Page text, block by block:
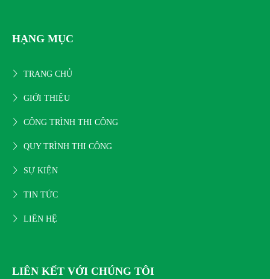
HẠNG MỤC
TRANG CHỦ
GIỚI THIỆU
CÔNG TRÌNH THI CÔNG
QUY TRÌNH THI CÔNG
SỰ KIỆN
TIN TỨC
LIÊN HỆ
LIÊN KẾT VỚI CHÚNG TÔI